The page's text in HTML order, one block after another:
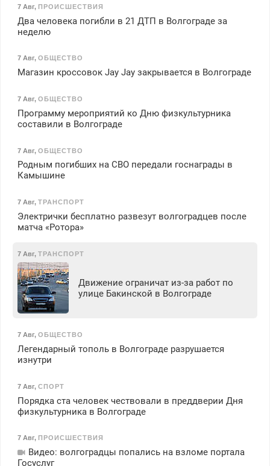
7 Авг, ПРОИСШЕСТВИЯ
Два человека погибли в 21 ДТП в Волгограде за
неделю
7 Авг, ОБЩЕСТВО
Магазин кроссовок Jay Jay закрывается в Волгограде
7 Авг, ОБЩЕСТВО
Программу мероприятий ко Дню физкультурника
составили в Волгограде
7 Авг, ОБЩЕСТВО
Родным погибших на СВО передали госнаграды в
Камышине
7 Авг, ТРАНСПОРТ
Электрички бесплатно развезут волгоградцев после
матча «Ротора»
7 Авг, ТРАНСПОРТ
Движение ограничат из-за работ по
улице Бакинской в Волгограде
7 Авг, ОБЩЕСТВО
Легендарный тополь в Волгограде разрушается
изнутри
7 Авг, СПОРТ
Порядка ста человек чествовали в преддверии Дня
физкультурника в Волгограде
7 Авг, ПРОИСШЕСТВИЯ
Видео: волгоградцы попались на взломе портала
Госуслуг